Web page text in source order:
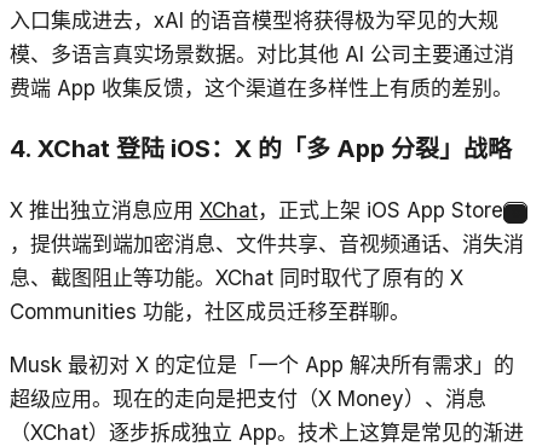
入口集成进去，xAI 的语音模型将获得极为罕见的大规
模、多语言真实场景数据。对比其他 AI 公司主要通过消
费端 App 收集反馈，这个渠道在多样性上有质的差别。
4. XChat 登陆 iOS：X 的「多 App 分裂」战略
X 推出独立消息应用 XChat，正式上架 iOS App Store
，提供端到端加密消息、文件共享、音视频通话、消失消
息、截图阻止等功能。XChat 同时取代了原有的 X
Communities 功能，社区成员迁移至群聊。
Musk 最初对 X 的定位是「一个 App 解决所有需求」的
超级应用。现在的走向是把支付（X Money）、消息
（XChat）逐步拆成独立 App。技术上这算是常见的渐进